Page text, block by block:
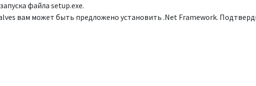
файла setup.exe.
вам может быть предложено установить .Net Framework.